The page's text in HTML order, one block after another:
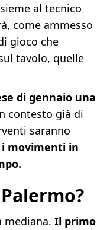
al tecnico
come ammesso
gioco che
tavolo, quelle
di gennaio una
contesto già di
saranno
i movimenti in
Il primo